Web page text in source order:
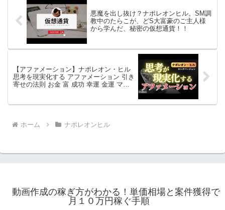
悪魔を出し抜け？ナポレオンヒル。SM調
教中のたらこが、どS大富豪のご主人様
から学んだ、秘密の仮想通貨！！
【アファメーション】ナポレオン・ヒル
思考を現実化する アファメーション 引き
寄せの法則 お金 富 成功 幸運 金運 マイ
ホーム ナポレオンヒル
動画作成の稼ぎ方がわかる！単価相場と案件獲得で
月１０万円稼ぐ手順